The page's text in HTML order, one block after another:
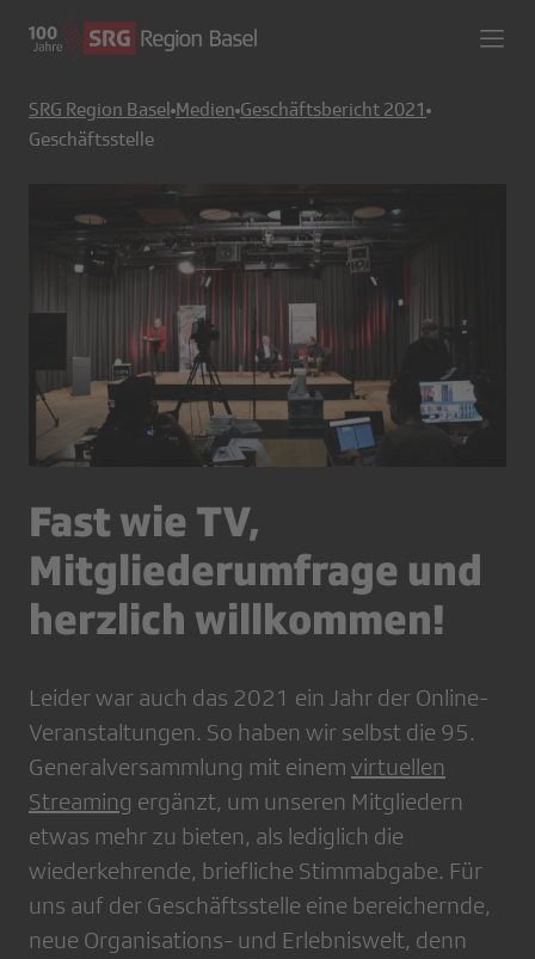
SRG Region Basel Medien Geschäftsbericht 2021
Geschäftsstelle
Fast wie TV,
Mitgliederumfrage und
herzlich willkommen!
Leider war auch das 2021 ein Jahr der Online-
Veranstaltungen. So haben wir selbst die 95.
Generalversammlung mit einem virtuellen
Streaming ergänzt, um unseren Mitgliedern
etwas mehr zu bieten, als lediglich die
wiederkehrende, briefliche Stimmabgabe. Für
uns auf der Geschäftsstelle eine bereichernde,
neue Organisations- und Erlebniswelt, denn